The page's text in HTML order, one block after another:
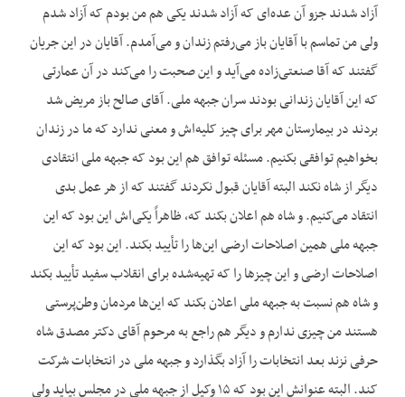
آزاد شدند جزو آن عده‌ای که آزاد شدند یکی هم من بودم که آزاد شدم
ولی من تماسم با آقایان باز می‌رفتم زندان و می‌آمدم. آقایان در این جریان
گفتند که آقا صنعتی‌زاده می‌آید و این صحبت را می‌کند در آن عمارتی
که این آقایان زندانی بودند سران جبهه ملی. آقای صالح باز مریض شد
بردند در بیمارستان مهر برای چیز کلیه‌اش و معنی ندارد که ما در زندان
بخواهیم توافقی بکنیم. مسئله توافق هم این بود که جبهه ملی انتقادی
دیگر از شاه نکند البته آقایان قبول نکردند گفتند که از هر عمل بدی
انتقاد می‌کنیم. و شاه هم اعلان بکند که، ظاهراً یکی‌اش این بود که این
جبهه ملی همین اصلاحات ارضی این‌ها را تأیید بکند. این بود که این
اصلاحات ارضی و این چیزها را که تهیه‌شده برای انقلاب سفید تأیید بکند
و شاه هم نسبت به جبهه ملی اعلان بکند که این‌ها مردمان وطن‌پرستی
هستند من چیزی ندارم و دیگر هم راجع به مرحوم آقای دکتر مصدق شاه
حرفی نزند بعد انتخابات را آزاد بگذارد و جبهه ملی در انتخابات شرکت
کند. البته عنوانش این بود که ۱۵ وکیل از جبهه ملی در مجلس بیاید ولی